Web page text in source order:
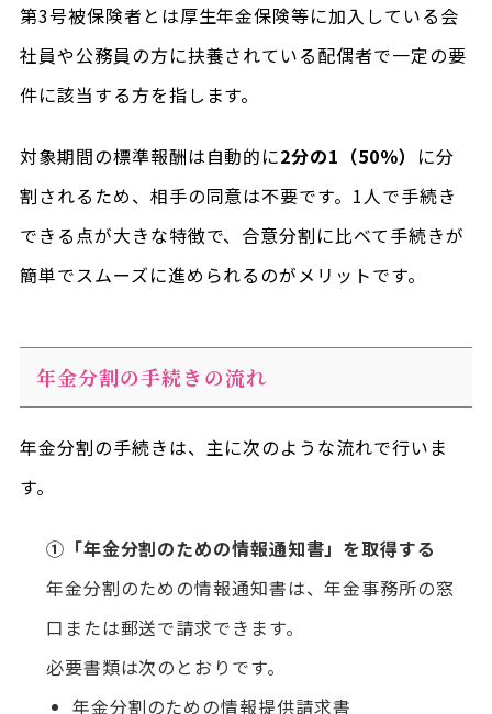
第3号被保険者とは厚生年金保険等に加入している会
社員や公務員の方に扶養されている配偶者で一定の要
件に該当する方を指します。
対象期間の標準報酬は自動的に2分の1（50％） に分
割されるため、相手の同意は不要です。1人で手続き
できる点が大きな特徴で、合意分割に比べて手続きが
簡単でスムーズに進められるのがメリットです。
年金分割の手続きの流れ
年金分割の手続きは、主に次のような流れで行いま
す。
①「年金分割のための情報通知書」を取得する
年金分割のための情報通知書は、年金事務所の窓
口または郵送で請求できます。
必要書類は次のとおりです。
年金分割のための情報提供請求書